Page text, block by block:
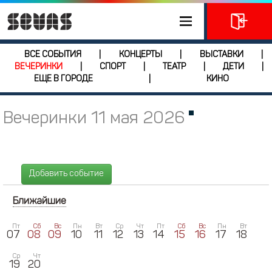
ВСЕ СОБЫТИЯ КОНЦЕРТЫ ВЫСТАВКИ
ВЕЧЕРИНКИ
СПОРТ ТЕАТР ДЕТИ
ЕЩЕ В ГОРОДЕ
КИНО
Вечеринки 11 мая 2026
Добавить событие
Ближайшие
Пт
07
Сб
08
Вс
09
Пн
10
Вт
11
Ср
12
Чт
13
Пт
14
Сб
15
Вс
16
Пн
17
Вт
18
Ср
19
Чт
20